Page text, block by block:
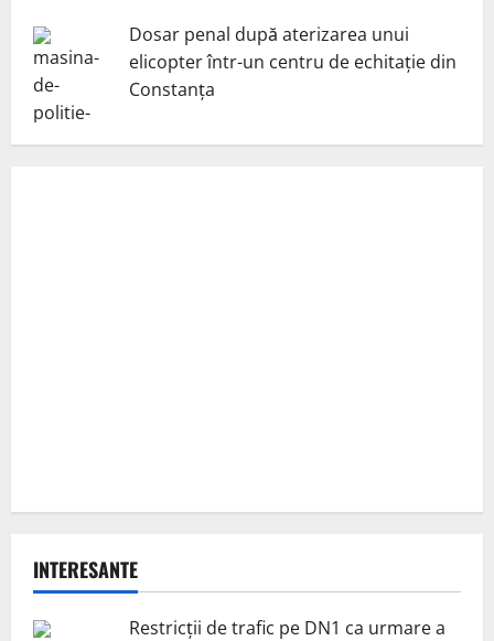
Dosar penal după aterizarea unui
elicopter într-un centru de echitație din
Constanța
INTERESANTE
Restricții de trafic pe DN1 ca urmare a